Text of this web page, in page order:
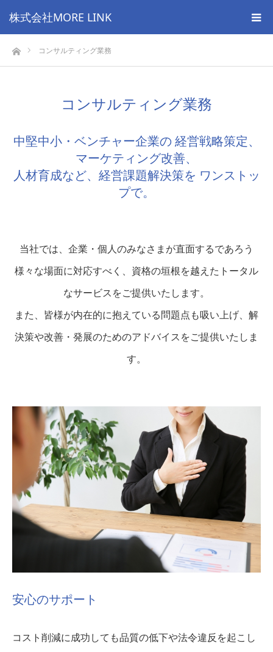
株式会社MORE LINK
ホームコンサルティング業務
コンサルティング業務
中堅中小・ベンチャー企業の 経営戦略策定、
マーケティング改善、
人材育成など、経営課題解決策を ワンストッ
プで。
当社では、企業・個人のみなさまが直面するであろう
様々な場面に対応すべく、資格の垣根を越えたトータル
なサービスをご提供いたします。
また、皆様が内在的に抱えている問題点も吸い上げ、解
決策や改善・発展のためのアドバイスをご提供いたしま
す。
安心のサポート
コスト削減に成功しても品質の低下や法令違反を起こし